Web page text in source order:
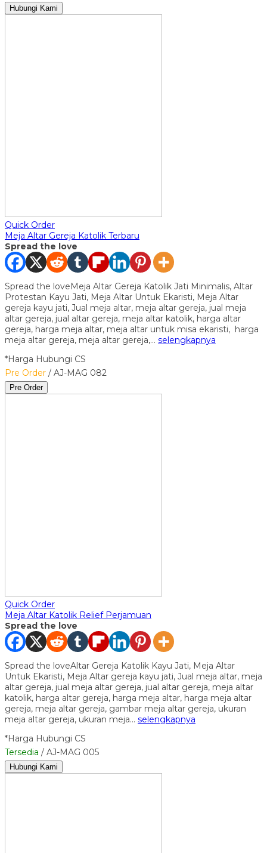
Hubungi Kami
Quick Order
Meja Altar Gereja Katolik Terbaru
Spread the love
Spread the loveMeja Altar Gereja Katolik Jati Minimalis, Altar
Protestan Kayu Jati, Meja Altar Untuk Ekaristi, Meja Altar
gereja kayu jati, Jual meja altar, meja altar gereja, jual meja
altar gereja, jual altar gereja, meja altar katolik, harga altar
gereja, harga meja altar, meja altar untuk misa ekaristi, harga
meja altar gereja, meja altar gereja,… selengkapnya
*Harga Hubungi CS
Pre Order / AJ-MAG 082
Pre Order
Quick Order
Meja Altar Katolik Relief Perjamuan
Spread the love
Spread the loveAltar Gereja Katolik Kayu Jati, Meja Altar
Untuk Ekaristi, Meja Altar gereja kayu jati, Jual meja altar, meja
altar gereja, jual meja altar gereja, jual altar gereja, meja altar
katolik, harga altar gereja, harga meja altar, harga meja altar
gereja, meja altar gereja, gambar meja altar gereja, ukuran
meja altar gereja, ukuran meja… selengkapnya
*Harga Hubungi CS
Tersedia / AJ-MAG 005
Hubungi Kami